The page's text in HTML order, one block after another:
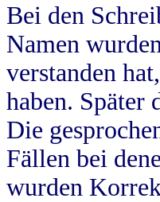
Bei den
Namen
verstanden
haben. Später
Die
Fällen bei
wurden